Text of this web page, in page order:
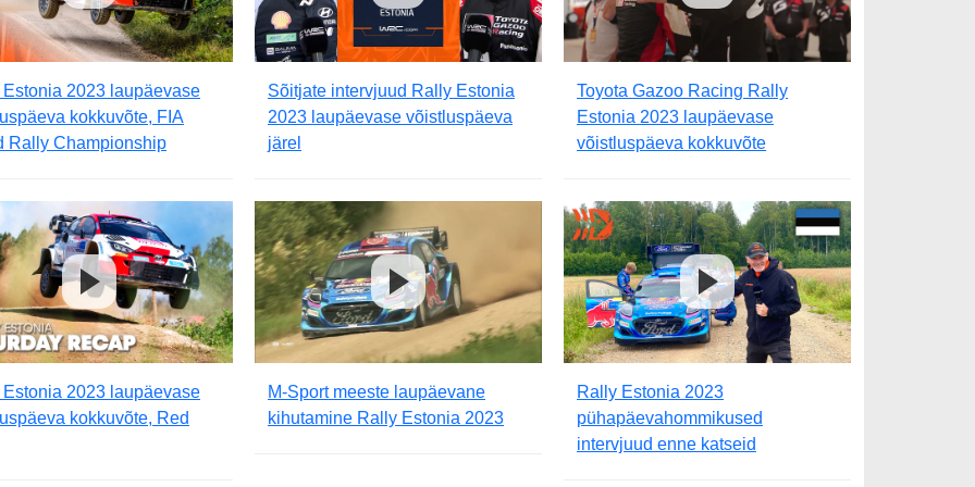
2023 laupäevase
kokkuvõte, FIA
Rally Championship
Sõitjate intervjuud Rally Estonia
2023 laupäevase võistluspäeva
järel
Toyota Gazoo Racing Rally
Estonia 2023 laupäevase
võistluspäeva kokkuvõte
2023 laupäevase
kokkuvõte, Red
M-Sport meeste laupäevane
kihutamine Rally Estonia 2023
Rally Estonia 2023
pühapäevahommikused
intervjuud enne katseid